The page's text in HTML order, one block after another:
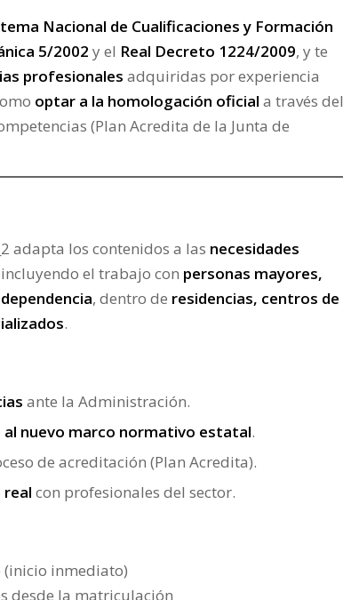
Nacional de Cualificaciones y Formación
5/2002 y el Real Decreto 1224/2009, y te
profesionales adquiridas por experiencia
optar a la homologación oficial a través del
(Plan Acredita de la Junta de
adapta los contenidos a las necesidades
incluyendo el trabajo con personas mayores,
, dentro de residencias, centros de
.
ante la Administración.
nuevo marco normativo estatal.
de acreditación (Plan Acredita).
con profesionales del sector.
inmediato)
desde la matriculación